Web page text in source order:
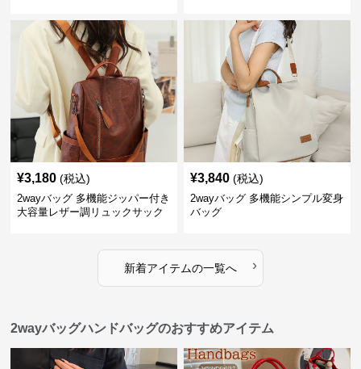
¥3,180 (税込)
2wayバッグ 多機能ジッパー付き
大容量レザー調リュックサック
¥3,840 (税込)
2wayバッグ 多機能シンプル変身
バッグ
新着アイテムの一覧へ ›
2wayバッグハンドバッグのおすすめアイテム